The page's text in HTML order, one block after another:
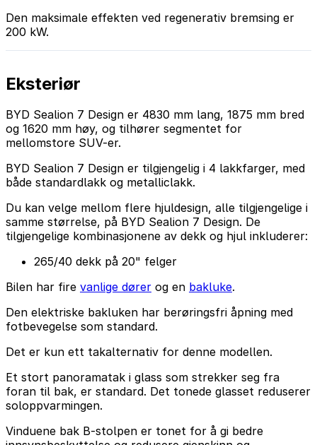
Den maksimale effekten ved regenerativ bremsing er
200 kW.
Eksteriør
BYD Sealion 7 Design er 4830 mm lang, 1875 mm bred
og 1620 mm høy, og tilhører segmentet for
mellomstore SUV-er.
BYD Sealion 7 Design er tilgjengelig i 4 lakkfarger, med
både standardlakk og metalliclakk.
Du kan velge mellom flere hjuldesign, alle tilgjengelige i
samme størrelse, på BYD Sealion 7 Design. De
tilgjengelige kombinasjonene av dekk og hjul inkluderer:
265/40 dekk på 20" felger
Bilen har fire vanlige dører og en bakluke.
Den elektriske bakluken har berøringsfri åpning med
fotbevegelse som standard.
Det er kun ett takalternativ for denne modellen.
Et stort panoramatak i glass som strekker seg fra
foran til bak, er standard. Det tonede glasset reduserer
soloppvarmingen.
Vinduene bak B-stolpen er tonet for å gi bedre